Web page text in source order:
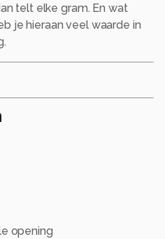
telt elke gram. En wat
je hieraan veel waarde in
opening